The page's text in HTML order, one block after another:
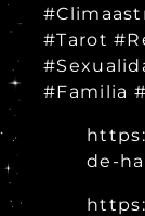
#Tarot
#Familia
de-